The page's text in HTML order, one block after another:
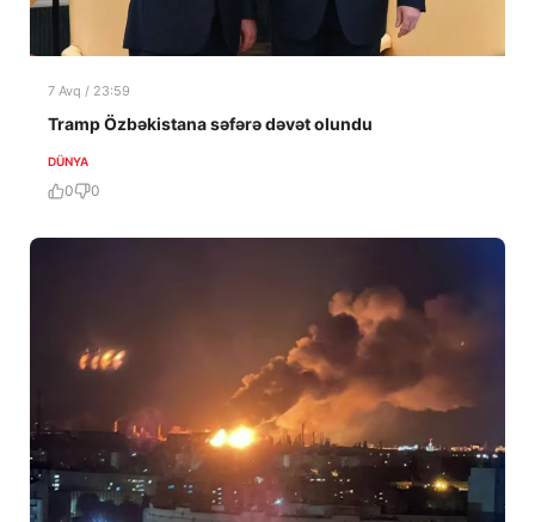
7 Avq / 23:59
Tramp Özbəkistana səfərə dəvət olundu
DÜNYA
0 0